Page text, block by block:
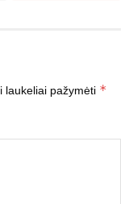
laukeliai pažymėti *